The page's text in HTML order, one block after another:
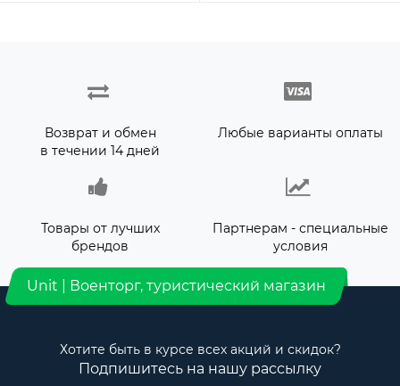
Возврат и обмен
в течении 14 дней
Любые варианты оплаты
Товары от лучших
брендов
Партнерам - специальные
условия
Unit | Военторг, туристический магазин
Хотите быть в курсе всех акций и скидок?
Подпишитесь на нашу рассылку